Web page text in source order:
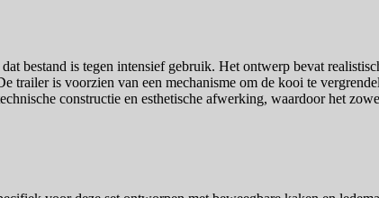
bestand is tegen intensief gebruik. Het ontwerp bevat
trailer is voorzien van een mechanisme om de kooi te
constructie en esthetische afwerking, waardoor het